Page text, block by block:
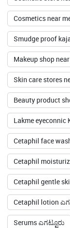
Cosmetics near
Smudge proof
Makeup shop
Skin care stores
Beauty product
Lakme eyeconnic
Cetaphil face
Cetaphil
Cetaphil gentle
Cetaphil lotion
Serums ಎಗಟ್ಟೂರು